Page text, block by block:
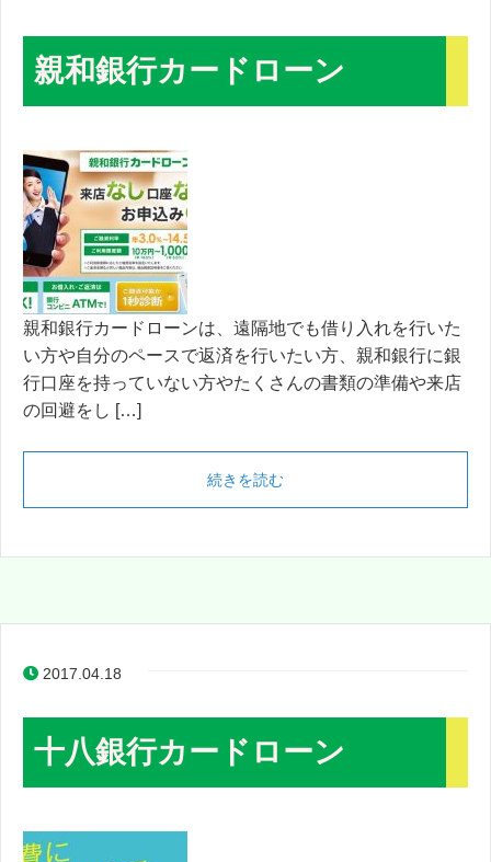
親和銀行カードローン
親和銀行カードローンは、遠隔地でも借り入れを行いた
い方や自分のペースで返済を行いたい方、親和銀行に銀
行口座を持っていない方やたくさんの書類の準備や来店
の回避をし […]
続きを読む
2017.04.18
十八銀行カードローン